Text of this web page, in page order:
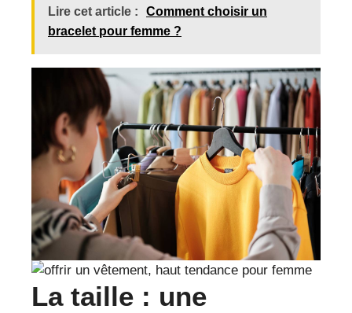
Lire cet article :
Comment choisir un
bracelet pour femme ?
La taille : une